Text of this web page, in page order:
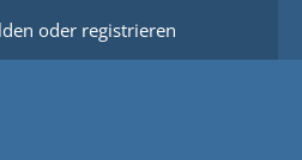
oder registrieren